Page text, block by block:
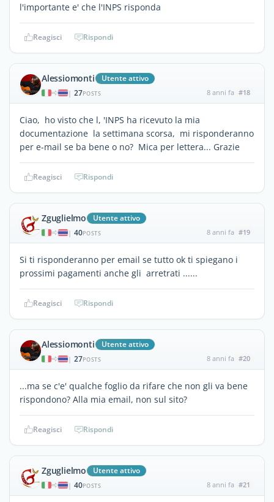
l'importante e' che l'INPS risponda
Reagisci Rispondi
Alessiomonti Utente attivo
| 27POSTS 8 anni fa #18
Ciao, ho visto che l, 'INPS ha ricevuto la mia
documentazione la settimana scorsa, mi risponderanno
per e-mail se ba bene o no? Mica per lettera... Grazie
Reagisci Rispondi
Zguglielmo Utente attivo
| 40POSTS 8 anni fa #19
Si ti risponderanno per email se tutto ok ti spiegano i
prossimi pagamenti anche gli arretrati ......
Reagisci Rispondi
Alessiomonti Utente attivo
| 27POSTS 8 anni fa #20
...ma se c'e' qualche foglio da rifare che non gli va bene
rispondono? Alla mia email, non sul sito?
Reagisci Rispondi
Zguglielmo Utente attivo
| 40POSTS 8 anni fa #21